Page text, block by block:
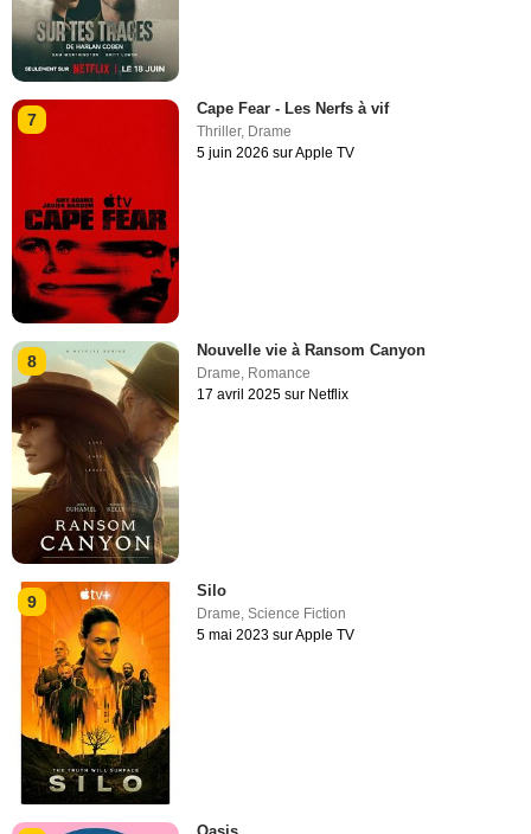
7
Cape Fear - Les Nerfs à vif
Thriller, Drame
5 juin 2026 sur Apple TV
8
Nouvelle vie à Ransom Canyon
Drame Romance
17 avril 2025 sur Netflix
9
Silo
Drame,Science Fiction
5 mai 2023 sur Apple TV